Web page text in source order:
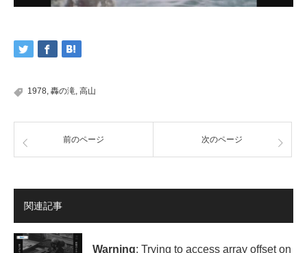
1978, 轟の滝, 高山
前のページ 次のページ
関連記事
Warning: Trying to access array offset on